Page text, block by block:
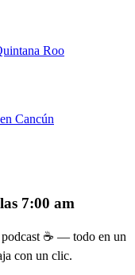
Roo
Cancún
7:00 am
☕ — todo en un
con un clic.